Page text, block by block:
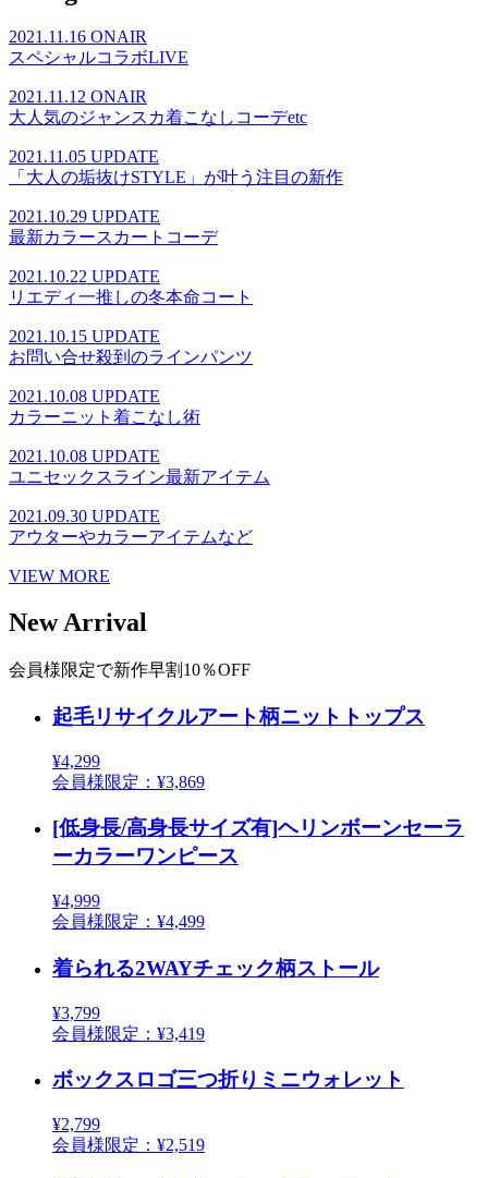
2021.11.16 ONAIR
スペシャルコラボLIVE
2021.11.12 ONAIR
大人気のジャンスカ着こなしコーデetc
2021.11.05 UPDATE
「大人の垢抜けSTYLE」が叶う注目の新作
2021.10.29 UPDATE
最新カラースカートコーデ
2021.10.22 UPDATE
リエディ一推しの冬本命コート
2021.10.15 UPDATE
お問い合せ殺到のラインパンツ
2021.10.08 UPDATE
カラーニット着こなし術
2021.10.08 UPDATE
ユニセックスライン最新アイテム
2021.09.30 UPDATE
アウターやカラーアイテムなど
VIEW MORE
New Arrival
会員様限定で新作早割10％OFF
起毛リサイクルアート柄ニットトップス
¥4,299
会員様限定：¥3,869
[低身長/高身長サイズ有]ヘリンボーンセーラ
ーカラーワンピース
¥4,999
会員様限定：¥4,499
着られる2WAYチェック柄ストール
¥3,799
会員様限定：¥3,419
ボックスロゴ三つ折りミニウォレット
¥2,799
会員様限定：¥2,519